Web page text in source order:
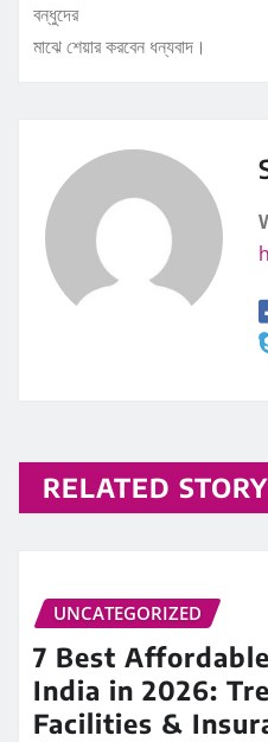
বন্ধুদের
মাঝে শেয়ার করবেন ধন্যবাদ।
RELATED STORY
UNCATEGORIZED
7 Best
India in 2026:
Facilities &